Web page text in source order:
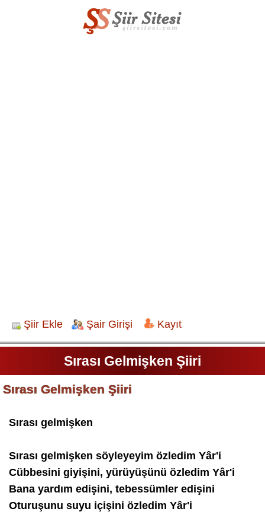
Şiir Ekle Şair Girişi Kayıt
Sırası Gelmişken Şiiri
Sırası Gelmişken Şiiri
Sırası gelmişken
Sırası gelmişken söyleyeyim özledim Yâr'i
Cübbesini giyişini, yürüyüşünü özledim Yâr'i
Bana yardım edişini, tebessümler edişini
Oturuşunu suyu içişini özledim Yâr'i